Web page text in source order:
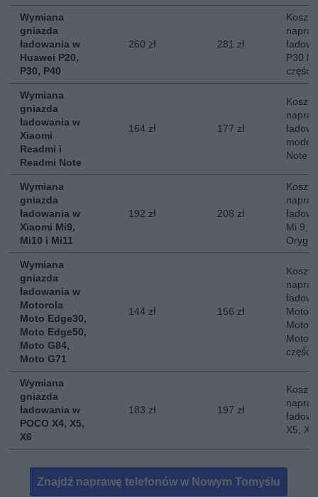
Wymiana
gniazda
ładowania w
Huawei P20,
P30, P40
260 zł 281 zł
Koszt
P30
części
Wymiana
gniazda
ładowania w
Xiaomi
Readmi i
Readmi Note
164 zł 177 zł
Koszt
Note
Wymiana
gniazda
ładowania w
Xiaomi Mi9,
Mi10 i Mi11
192 zł 208 zł
Koszt
Mi 9,
Wymiana
gniazda
ładowania w
Motorola
Moto Edge30,
Moto Edge50,
Moto G84,
Moto G71
144 zł 156 zł
Koszt
Moto
Moto
części
Wymiana
gniazda
ładowania w
POCO X4, X5,
X6
183 zł 197 zł
Koszt
X5, X6
Znajdź naprawę telefonów w Nowym Tomyślu